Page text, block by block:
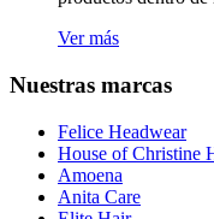
Ver más
Nuestras marcas
Felice Headwear
House of Christine
Amoena
Anita Care